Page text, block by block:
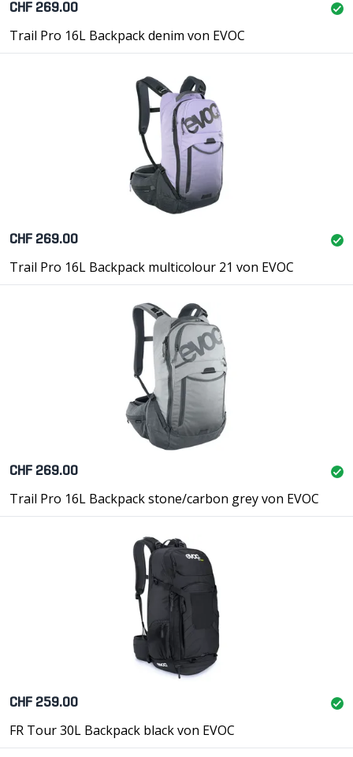
CHF 269.00
Trail Pro 16L Backpack denim von EVOC
CHF 269.00
Trail Pro 16L Backpack multicolour 21 von EVOC
CHF 269.00
Trail Pro 16L Backpack stone/carbon grey von EVOC
CHF 259.00
FR Tour 30L Backpack black von EVOC